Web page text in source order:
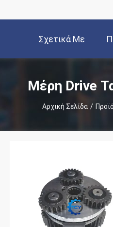
Σχετικά Με
Εμάς
Μέρη Drive
Αρχική Σελίδα /